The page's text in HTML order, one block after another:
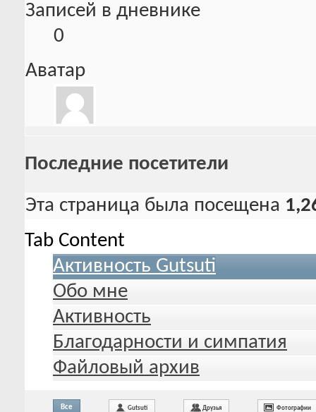
Записей в дневнике
0
Аватар
Последние посетители
Эта страница была посещена
Tab Content
Активность Gutsuti
Обо мне
Активность
Благодарности и симпатия
Файловый архив
Все Gutsuti Друзья Фотографии